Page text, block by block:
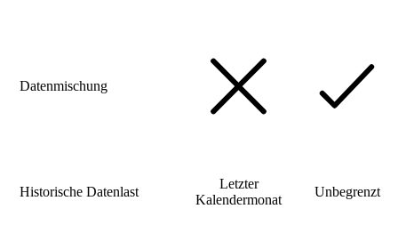
Datenmischung
Historische Datenlast
Letzter
Kalendermonat
Unbegrenzt